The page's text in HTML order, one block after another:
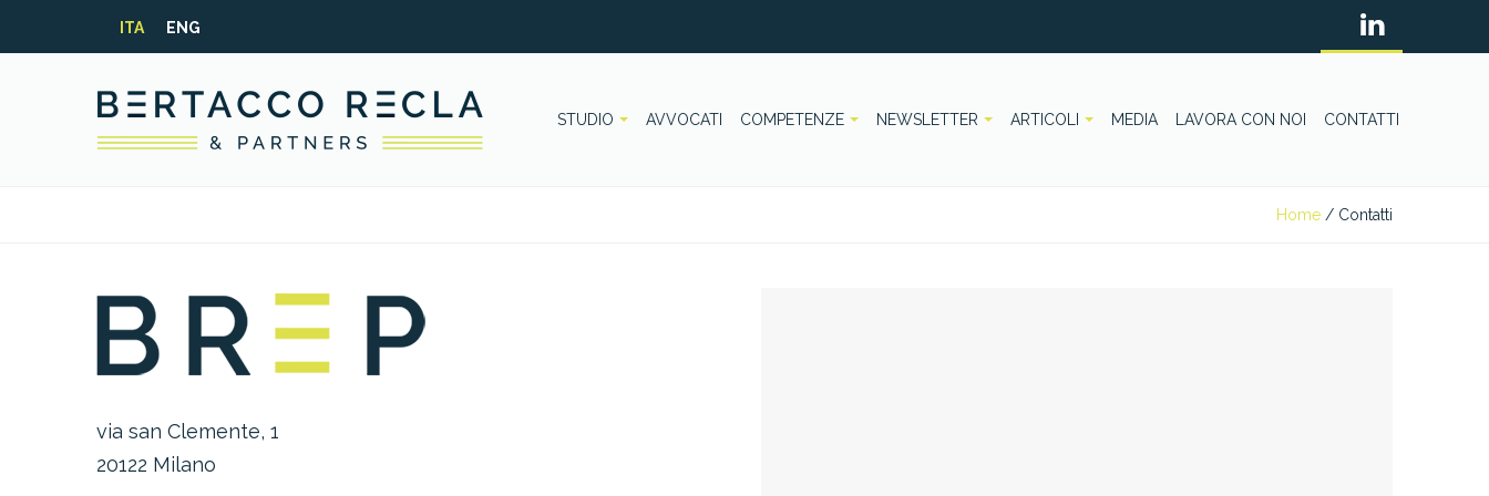
ITA ENG
STUDIO AVVOCATI COMPETENZE NEWSLETTER ARTICOLI MEDIA LAVORA CON NOI CONTATTI
Home / Contatti
via san Clemente, 1
20122 Milano